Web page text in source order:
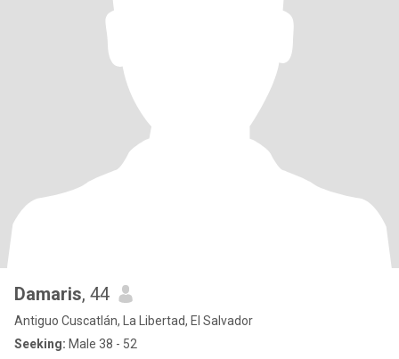
Damaris, 44
Antiguo Cuscatlán, La Libertad, El Salvador
Seeking: Male 38 - 52